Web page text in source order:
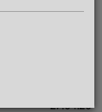
Mercati
27.04.20